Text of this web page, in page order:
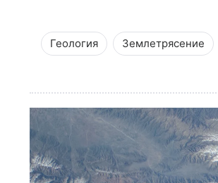
Геология Землетрясение